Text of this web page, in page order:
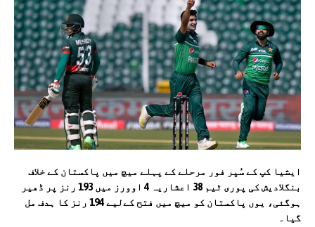
ایشیا کپ کے سُپر فور مرحلے کے پہلے میچ میں پاکستان کے خلاف
بنگلادیش کی پوری ٹیم 38 اعشاریہ 4 اوورز میں 193 رنز پر ڈھیر
ہوگئی، یوں پاکستان کو میچ میں فتح کےلیے 194 رنز کا ہدف مل
گیا۔